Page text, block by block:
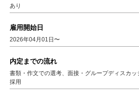
あり
雇用開始日
2026年04月01日〜
内定までの流れ
書類・作文での選考、面接・グループディスカ
採用